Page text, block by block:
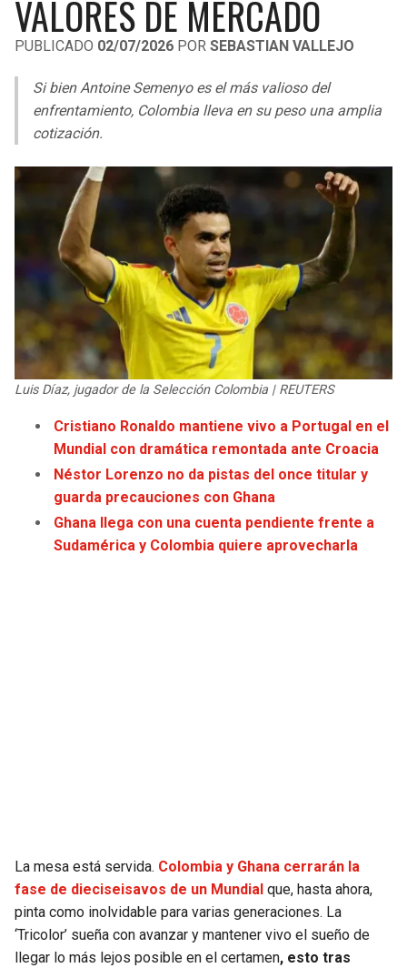
LIGA DE EXPANSIÓN MX
LEAGUES CUP
UEFA EUROPA LEAGUE
UEFA CONFERENCE LEAGUE
MLS
COPA LIBERTADORES
COPA SUDAMERICANA
LIGA BETPLAY
OTRAS LIGAS
RAIDERS
CHARGERS
RAVENS
BENGALS
BROWNS
STEELERS
COLTS
JAGUARS
TITANS
COWBOYS
BEARS
LIONS
CAVALIERS
PISTONS
PACERS
BUCKS
HAWKS
HORNETS
MAGIC
WIZARDS
WARRIORS
CLIPPERS
SPURS
NUGGETS
VALORES DE MERCADO
PUBLICADO 02/07/2026 POR SEBASTIAN VALLEJO
Si bien Antoine Semenyo es el más valioso del
enfrentamiento, Colombia lleva en su peso una amplia
cotización.
Luis Díaz, jugador de la Selección Colombia | REUTERS
Cristiano Ronaldo mantiene vivo a Portugal en el
Mundial con dramática remontada ante Croacia
Néstor Lorenzo no da pistas del once titular y
guarda precauciones con Ghana
Ghana llega con una cuenta pendiente frente a
Sudamérica y Colombia quiere aprovecharla
La mesa está servida. Colombia y Ghana cerrarán la
fase de dieciseisavos de un Mundial que, hasta ahora,
pinta como inolvidable para varias generaciones. La
‘Tricolor’ sueña con avanzar y mantener vivo el sueño de
llegar lo más lejos posible en el certamen, esto tras